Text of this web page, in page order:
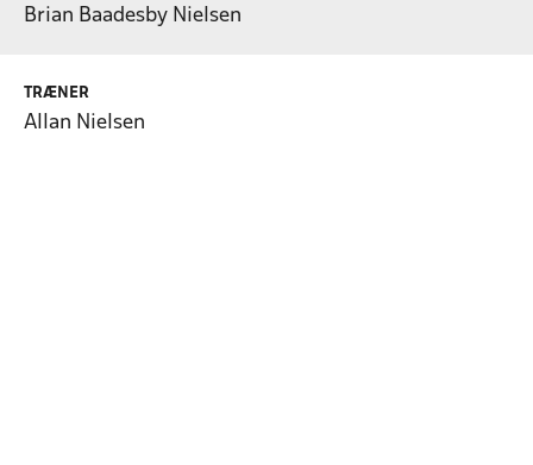
Brian Baadesby Nielsen
TRÆNER
Allan Nielsen